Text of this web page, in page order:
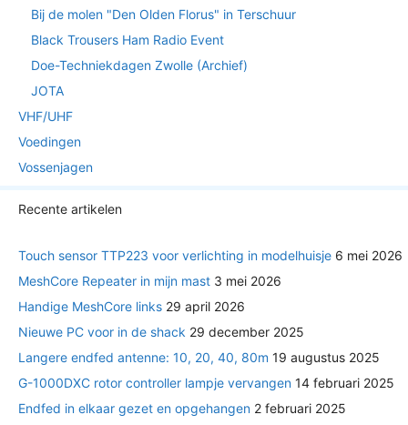
Bij de molen "Den Olden Florus" in Terschuur
Black Trousers Ham Radio Event
Doe-Techniekdagen Zwolle (Archief)
JOTA
VHF/UHF
Voedingen
Vossenjagen
Recente artikelen
Touch sensor TTP223 voor verlichting in modelhuisje 6 mei 2026
MeshCore Repeater in mijn mast 3 mei 2026
Handige MeshCore links 29 april 2026
Nieuwe PC voor in de shack 29 december 2025
Langere endfed antenne: 10, 20, 40, 80m 19 augustus 2025
G-1000DXC rotor controller lampje vervangen 14 februari 2025
Endfed in elkaar gezet en opgehangen 2 februari 2025